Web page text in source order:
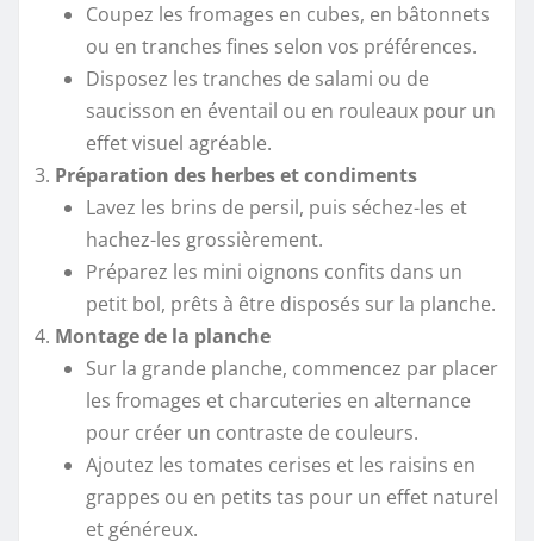
Coupez les fromages en cubes, en bâtonnets
ou en tranches fines selon vos préférences.
Disposez les tranches de salami ou de
saucisson en éventail ou en rouleaux pour un
effet visuel agréable.
Préparation des herbes et condiments
Lavez les brins de persil, puis séchez-les et
hachez-les grossièrement.
Préparez les mini oignons confits dans un
petit bol, prêts à être disposés sur la planche.
Montage de la planche
Sur la grande planche, commencez par placer
les fromages et charcuteries en alternance
pour créer un contraste de couleurs.
Ajoutez les tomates cerises et les raisins en
grappes ou en petits tas pour un effet naturel
et généreux.